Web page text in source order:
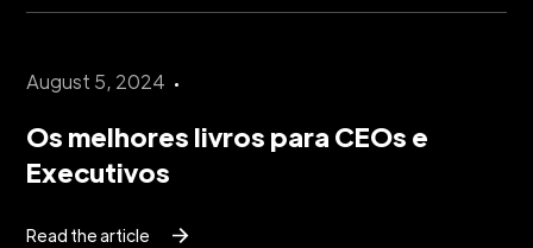
August 5, 2024
Os melhores livros para CEOs e
Executivos
Read the article